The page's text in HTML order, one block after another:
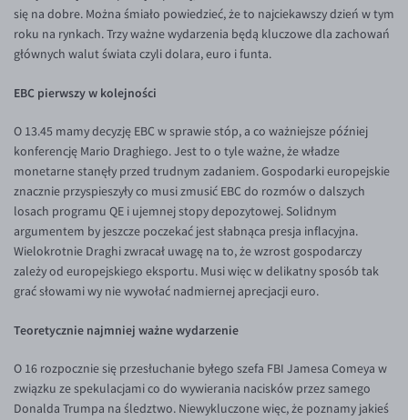
Inne pary walutowe
AUD/PLN
CAD/PLN
CNY/PLN
HKD/PLN
HUF/PLN
ILS/PLN
JPY/PLN
NZD/PLN
TRY/PLN
ZAR/PLN
Aplikacja mobilna
Bezpieczeństwo
Pomoc
FAQ
Konto i opłaty
Wymiana walut
Banki i przelewy
Przelewy zagraniczne
Słowniczek
Poradnik
KONTAKT
Dla mediów
się na dobre. Można śmiało powiedzieć, że to najciekawszy dzień w tym
roku na rynkach. Trzy ważne wydarzenia będą kluczowe dla zachowań
głównych walut świata czyli dolara, euro i funta.
EBC pierwszy w kolejności
O 13.45 mamy decyzję EBC w sprawie stóp, a co ważniejsze później
konferencję Mario Draghiego. Jest to o tyle ważne, że władze
monetarne stanęły przed trudnym zadaniem. Gospodarki europejskie
znacznie przyspieszyły co musi zmusić EBC do rozmów o dalszych
losach programu QE i ujemnej stopy depozytowej. Solidnym
argumentem by jeszcze poczekać jest słabnąca presja inflacyjna.
Wielokrotnie Draghi zwracał uwagę na to, że wzrost gospodarczy
zależy od europejskiego eksportu. Musi więc w delikatny sposób tak
grać słowami wy nie wywołać nadmiernej aprecjacji euro.
Teoretycznie najmniej ważne wydarzenie
O 16 rozpocznie się przesłuchanie byłego szefa FBI Jamesa Comeya w
związku ze spekulacjami co do wywierania nacisków przez samego
Donalda Trumpa na śledztwo. Niewykluczone więc, że poznamy jakieś